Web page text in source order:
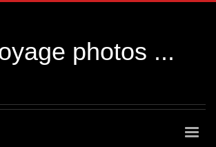
photos ...